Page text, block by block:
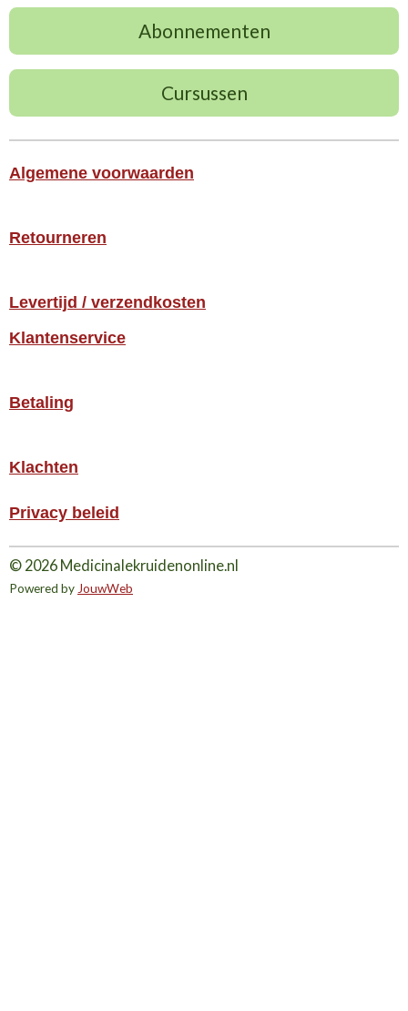
Abonnementen
Cursussen
Algemene voorwaarden
Retourneren
Levertijd / verzendkosten
Klantenservice
Betaling
Klachten
Privacy beleid
© 2026 Medicinalekruidenonline.nl
Powered by JouwWeb